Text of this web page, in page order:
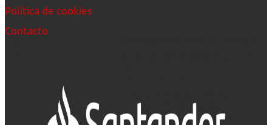
Política de cookies
Contacto